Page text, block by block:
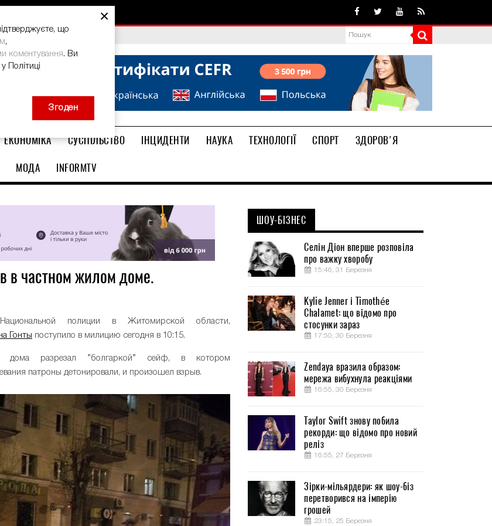
Prize-2026
ЕКОНОМІКА СУСПІЛЬСТВО ІНЦИДЕНТИ НАУКА ТЕХНОЛОГІЇ СПОРТ
ЗДОРОВ'Я
МОДА INFORMTV
в частном жилом доме.
полиции в Житомирской области,
Гонты поступило в милицию сегодня в 10:15.
разрезал ”болгаркой” сейф, в котором
патроны детонировали, и произошел взрыв.
ШОУ-БІЗНЕС
Селін Діон вперше розповіла
про важку хворобу
15:46, 31 Березня
Kylie Jenner і Timothée
Chalamet: що відомо про
стосунки зараз
17:50, 30 Березня
Zendaya вразила образом:
мережа вибухнула реакціями
16:55, 30 Березня
Taylor Swift знову побила
рекорди: що відомо про новий
реліз
16:55, 27 Березня
Зірки-мільярдери: як шоу-біз
перетворився на імперію
грошей
23:15, 25 Березня
×
що
,
коментування. Ви
Політиці
Згоден